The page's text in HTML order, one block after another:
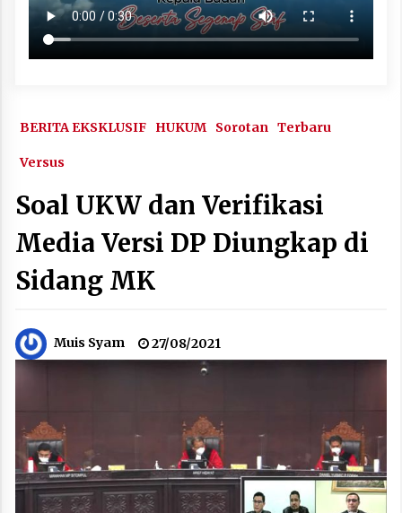
BERITA EKSKLUSIF HUKUM Sorotan Terbaru
Versus
Soal UKW dan Verifikasi
Media Versi DP Diungkap di
Sidang MK
Muis Syam 27/08/2021